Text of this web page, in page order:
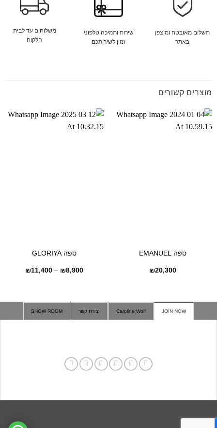
תשלום מאובטח ומוצפן
באתר
שירות ותמיכה טלפוני
זמין לשירותכם
משלוחים עד לבית
הלקוח
מוצרים קשורים
ספה EMANUEL
₪20,300
ספה GLORIYA
₪8,900
–
₪11,400
טווח
JOIN NOW
Caroline Wolf יצירת קשר SHOW ROOM